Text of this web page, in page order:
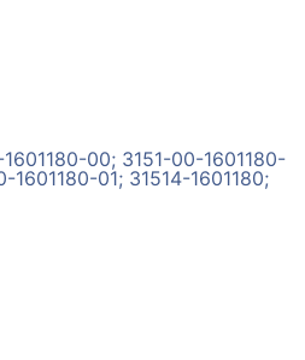
00; 3151-00-1601180-
1601180-01; 31514-1601180;